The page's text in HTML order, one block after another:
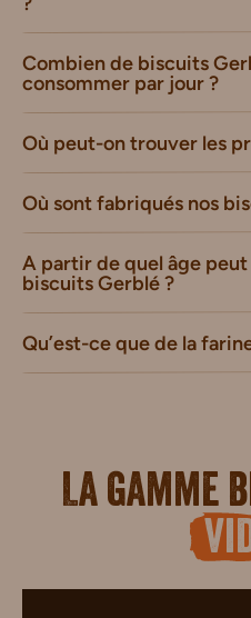
Combien de biscuits
consommer par jour ?
Où peut-on trouver les
Où sont fabriqués nos
A partir de quel âge
biscuits Gerblé ?
Qu’est-ce que de la
La gamme